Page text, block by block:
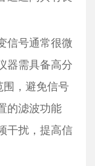
号通常很微
器需具备高分
，避免信号
的滤波功能
干扰，提高信